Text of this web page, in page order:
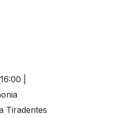
|
Tiradentes